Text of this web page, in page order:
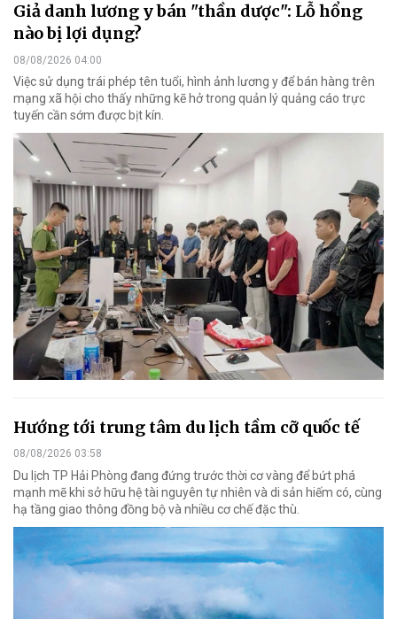
Giả danh lương y bán "thần dược": Lỗ hổng
nào bị lợi dụng?
08/08/2026 04:00
Việc sử dụng trái phép tên tuổi, hình ảnh lương y để bán hàng trên
mạng xã hội cho thấy những kẽ hở trong quản lý quảng cáo trực
tuyến cần sớm được bịt kín.
Hướng tới trung tâm du lịch tầm cỡ quốc tế
08/08/2026 03:58
Du lịch TP Hải Phòng đang đứng trước thời cơ vàng để bứt phá
mạnh mẽ khi sở hữu hệ tài nguyên tự nhiên và di sản hiếm có, cùng
hạ tầng giao thông đồng bộ và nhiều cơ chế đặc thù.